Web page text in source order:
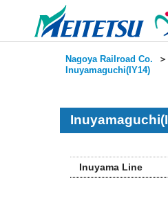
Nagoya Railroad Co. ＞
Inuyamaguchi(IY14)
Inuyama Line